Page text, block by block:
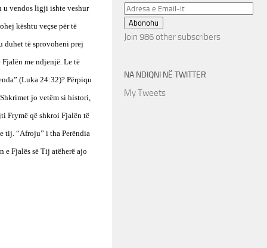
u vendos ligji ishte veshur
kështu veçse për të
duhet të sprovoheni prej
me ndjenjë. Le të
(Luka 24:32)? Përpiqu
jo vetëm si histori,
Frymë që shkroi Fjalën të
tij. “Afroju” i tha Perëndia
e Fjalës së Tij atëherë ajo
Adresa
e
Email-
Abonohu
Join 986 other subscribers
NA NDIQNI NË TWITTER
My Tweets